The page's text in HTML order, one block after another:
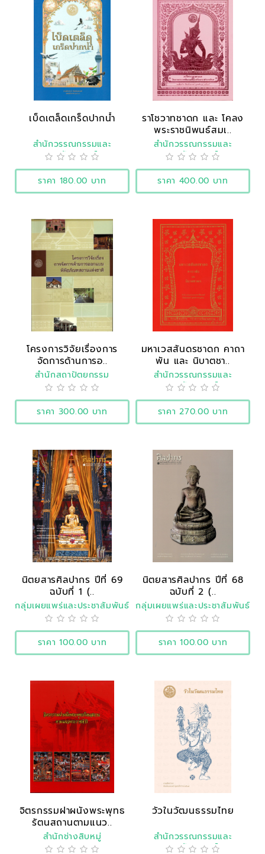
เบ็ดเตล็ดเกร็ดปากน้ำ
สำนักวรรณกรรมและ
ประวัติศาสตร์
ราคา 180.00 บาท
ราโชวาทชาดก และ โคลง
พระราชนิพนธ์สมเ..
สำนักวรรณกรรมและ
ประวัติศาสตร์
ราคา 400.00 บาท
โครงการวิจัยเรื่องการ
จัดการด้านการอ..
สำนักสถาปัตยกรรม
ราคา 300.00 บาท
มหาเวสสันดรชาดก คาถา
พัน และ นิบาตชา..
สำนักวรรณกรรมและ
ประวัติศาสตร์
ราคา 270.00 บาท
นิตยสารศิลปากร ปีที่ 69
ฉบับที่ 1 (..
กลุ่มเผยแพร่และประชาสัมพันธ์
ราคา 100.00 บาท
นิตยสารศิลปากร ปีที่ 68
ฉบับที่ 2 (..
กลุ่มเผยแพร่และประชาสัมพันธ์
ราคา 100.00 บาท
จิตรกรรมฝาผนังพระพุทธ
รัตนสถานตามแนว..
สำนักช่างสิบหมู่
วัวในวัฒนธรรมไทย
สำนักวรรณกรรมและ
ประวัติศาสตร์